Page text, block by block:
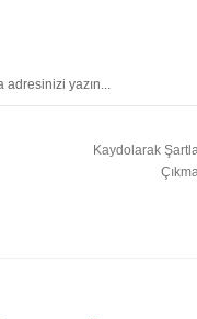
Kaydolarak